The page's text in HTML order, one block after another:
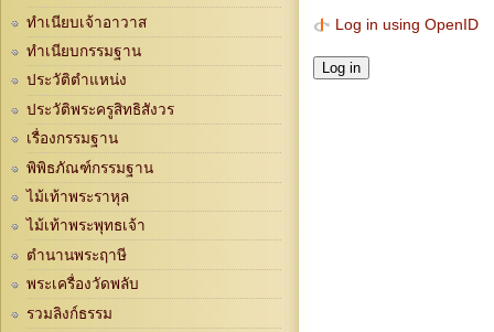
ทำเนียบเจ้าอาวาส
ทำเนียบกรรมฐาน
ประวัติตำแหน่ง
ประวัติพระครูสิทธิสังวร
เรื่องกรรมฐาน
พิพิธภัณฑ์กรรมฐาน
ไม้เท้าพระราหุล
ไม้เท้าพระพุทธเจ้า
ตำนานพระฤาษี
พระเครื่องวัดพลับ
รวมลิงก์ธรรม
Log in using OpenID